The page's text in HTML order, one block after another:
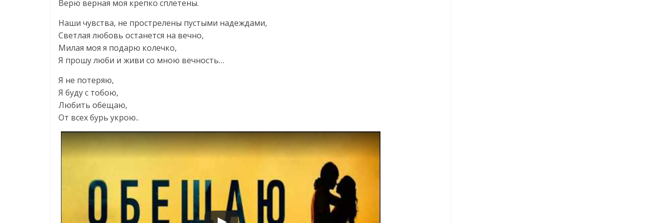
Верю верная моя крепко сплетены.
Наши чувства, не прострелены пустыми надеждами,
Светлая любовь останется на вечно,
Милая моя я подарю колечко,
Я прошу люби и живи со мною вечность…
Я не потеряю,
Я буду с тобою,
Любить обещаю,
От всех бурь укрою..